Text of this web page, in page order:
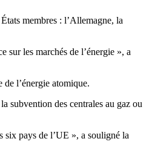
membres : l’Allemagne, la
sur les marchés de l’énergie », a
l’énergie atomique.
subvention des centrales au gaz ou
six pays de l’UE », a souligné la